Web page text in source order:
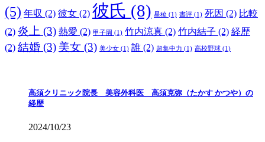
(5) 年収 (2) 彼女 (2) 彼氏 (8) 星稜 (1) 書評 (1) 死因 (2) 比較
(2) 炎上 (3) 熱愛 (2) 甲子園 (1) 竹内涼真 (2) 竹内結子 (2) 経歴
(2) 結婚 (3) 美女 (3) 美少女 (1) 誰 (2) 超集中力 (1) 高校野球 (1)
高須クリニック院長 美容外科医 高須克弥（たかす かつや）の
経歴
2024/10/23